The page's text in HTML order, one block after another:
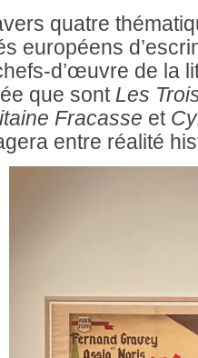
quatre
européens
d’œuvre de la
que sont Les
Fracasse et
entre réalité